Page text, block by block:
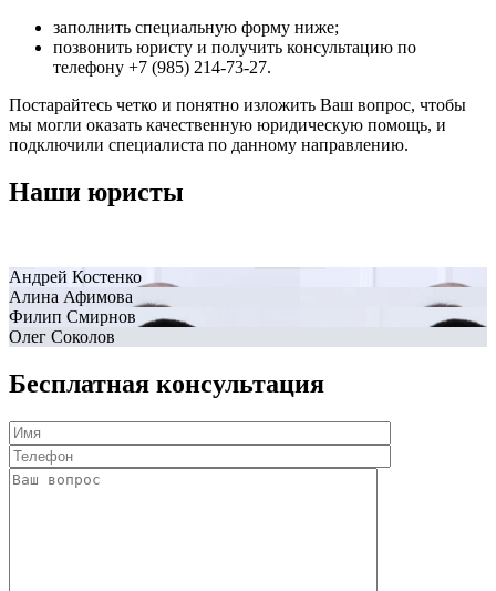
заполнить специальную форму ниже;
позвонить юристу и получить консультацию по
телефону +7 (985) 214-73-27.
Постарайтесь четко и понятно изложить Ваш вопрос, чтобы
мы могли оказать качественную юридическую помощь, и
подключили специалиста по данному направлению.
Наши юристы
Андрей Костенко
Алина Афимова
Филип Смирнов
Олег Соколов
Бесплатная консультация